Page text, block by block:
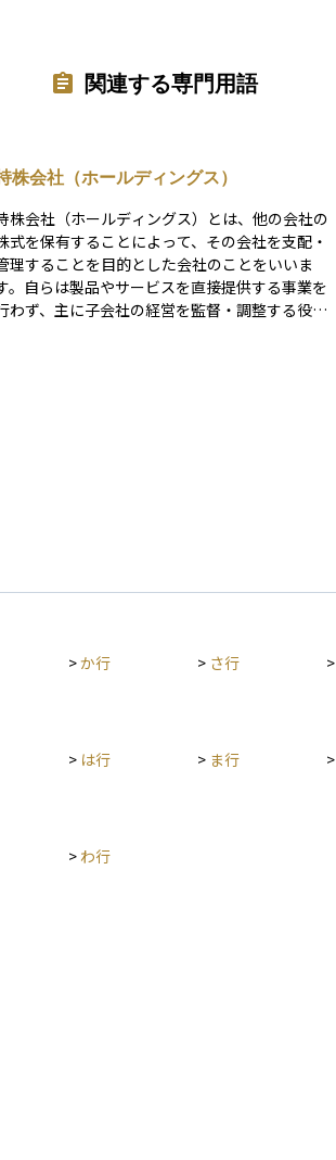
関連する専門用語
株会社（ホールディングス）
株会社（ホールディングス）とは、他の会社の
式を保有することによって、その会社を支配・
理することを目的とした会社のことをいいま
。自らは製品やサービスを直接提供する事業を
わず、主に子会社の経営を監督・調整する役割
>か行 > さ行 >
> は行 > ま行 >
> わ行